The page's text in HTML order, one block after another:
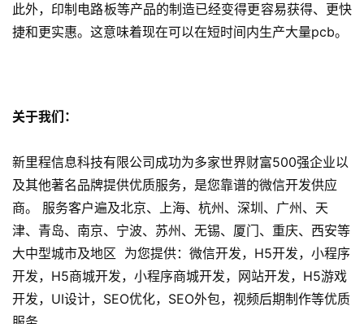
数
字
A
P
开
发
短
视
频
资
此外，印制电路板等产品的制造已经变得更容易获得、更快
捷和更实惠。这意味着现在可以在短时间内生产大量pcb。
关于我们：
新里程信息科技有限公司成功为多家世界财富500强企业以
及其他著名品牌提供优质服务，是您靠谱的微信开发供应
商。 服务客户遍及北京、上海、杭州、深圳、广州、天
津、青岛、南京、宁波、苏州、无锡、厦门、重庆、西安等
大中型城市及地区 为您提供：微信开发，H5开发，小程序
开发，H5商城开发，小程序商城开发，网站开发，H5游戏
开发，UI设计，SEO优化，SEO外包，视频后期制作等优质